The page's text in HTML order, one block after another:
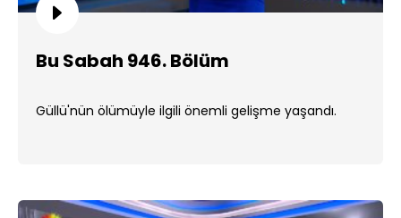
Bu Sabah 946. Bölüm
Güllü'nün ölümüyle ilgili önemli gelişme yaşandı.